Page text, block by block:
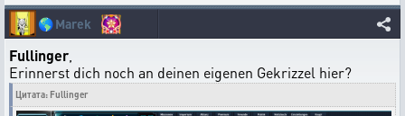
🌎Marek
Fullinger
Erinnerst dich noch an deinen eigenen Gekrizzel hier?
Цитата: Fullinger